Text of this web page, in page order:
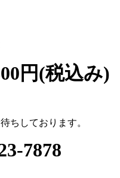
円(税込み)
ちしております。
7878